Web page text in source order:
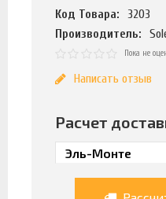
Код Товара:
3203
Производитель:
Пока не
Написать отзыв
Расчет